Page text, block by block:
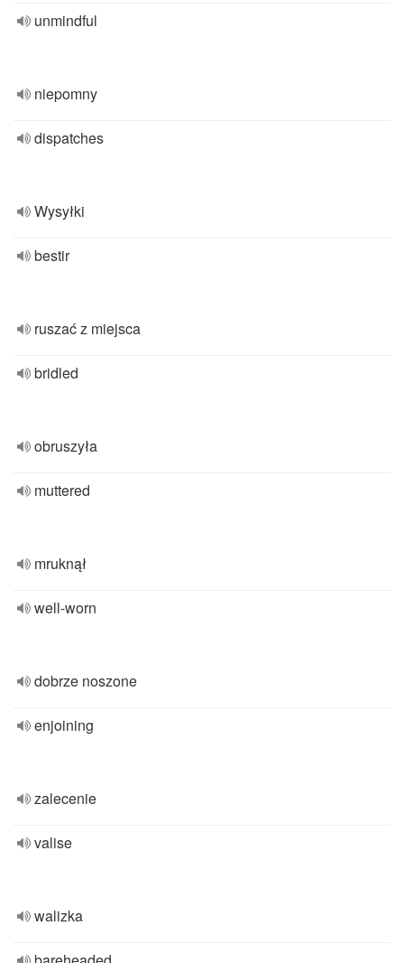
unmindful
niepomny
dispatches
Wysyłki
bestir
ruszać z miejsca
bridled
obruszyła
muttered
mruknął
well-worn
dobrze noszone
enjoining
zalecenie
valise
walizka